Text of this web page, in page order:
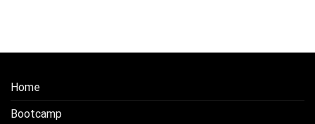
Home
Bootcamp